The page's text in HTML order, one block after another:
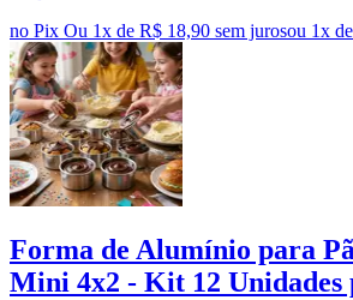
no Pix Ou 1x de R$ 18,90 sem jurosou 1x de
Forma de Alumínio para
Mini 4x2 - Kit 12 Unidades